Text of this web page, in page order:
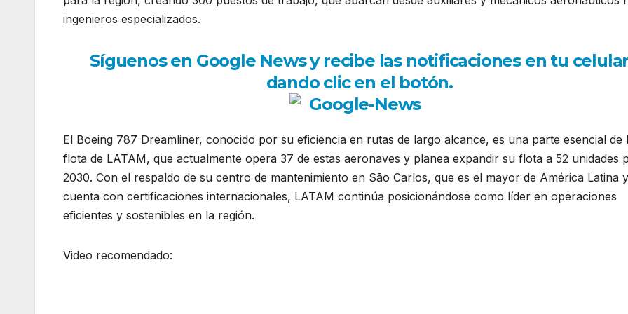
ingenieros especializados.
Síguenos en Google News y recibe las notificaciones en tu celular
dando clic en el botón.
El Boeing 787 Dreamliner, conocido por su eficiencia en rutas de largo alcance, es una parte esencial de
flota de LATAM, que actualmente opera 37 de estas aeronaves y planea expandir su flota a 52 unidades
2030. Con el respaldo de su centro de mantenimiento en São Carlos, que es el mayor de América Latina y
cuenta con certificaciones internacionales, LATAM continúa posicionándose como líder en operaciones
eficientes y sostenibles en la región.
Video recomendado: